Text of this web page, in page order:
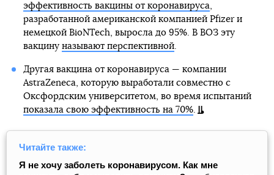
эффективность вакцины от коронавируса
разработанной американской компанией Pfizer и
немецкой BioNTech, выросла до 95%. В ВОЗ эту
вакцину называют перспективной.
Другая вакцина от коронавируса — компании
AstraZeneca, которую выработали совместно с
Оксфордским университетом, во время испытаний
показала свою эффективность на 70%.
Читайте также:
Я не хочу заболеть коронавирусом. Как мне